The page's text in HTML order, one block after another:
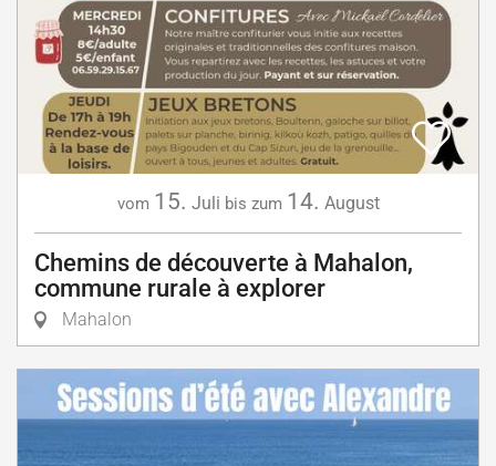
vom 15. Juli bis zum 14. August
Chemins de découverte à Mahalon,
commune rurale à explorer
Mahalon